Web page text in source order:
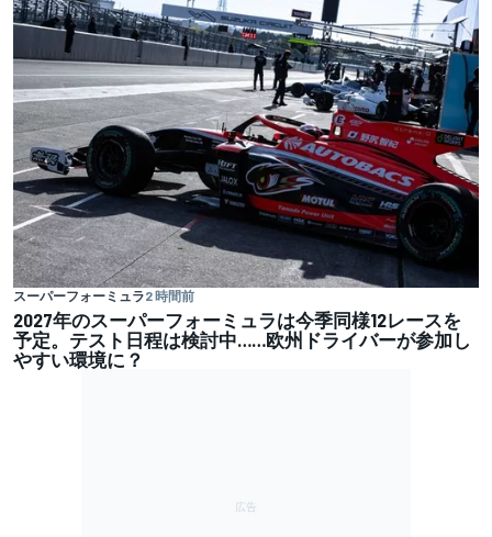
スーパーフォーミュラ2 時間前
2027年のスーパーフォーミュラは今季同様12レースを
予定。テスト日程は検討中……欧州ドライバーが参加し
やすい環境に？